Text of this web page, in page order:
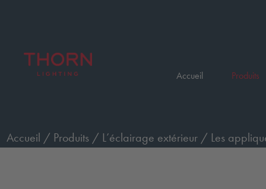
Accueil Produits
Accueil / Produits / L’éclairage extérieur / Les